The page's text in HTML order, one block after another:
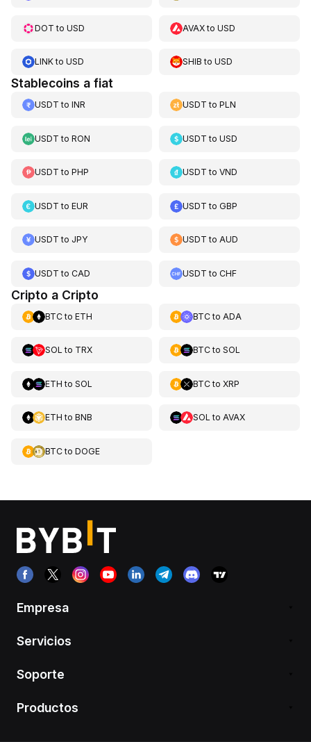
DOT to USD AVAXtoUSD
LINKto USD SHIB toUSD
Stablecoins a fiat
USDT to INR USDT toPLN
USDT to RON USDT toUSD
USDT to PHP USDT toVND
USDT to EUR USDT toGBP
USDT to JPY USDT toAUD
USDT to CAD USDT toCHF
Cripto a Cripto
BTCto ETH BTCto ADA
SOL to TRX BTCto SOL
ETH to SOL BTCto XRP
ETH to BNB SOL to AVAX
BTCto DOGE
Empresa
Servicios
Soporte
Productos